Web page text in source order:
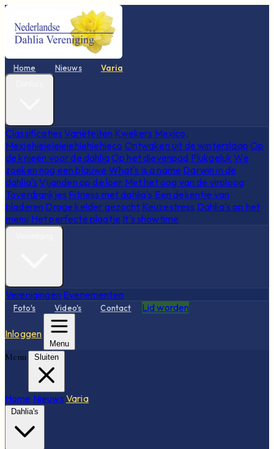
Home Nieuws Varia
Classificaties Variëteiten Kwekers Mexico,
Mexiehieieieieiehiehiehieco Ontwaken uit de winterslaap Op
de knieën voor de dahliaOp het dievenpad Plukgeluk We
zoeken nog een blauwe What's is a name Darwin in de
dahlia's Vijanden op de loer Met het oog van de viroloog
Toverdrankjes Fitness met dahlia's Een dekentje van
bladeren Droge kelder gezocht Keuzestress Dahlia's op het
menu Het perfecte plaatje It's showtime
Verenigingen Evenementen
Foto's Video's Contact Lid worden
Inloggen
Menu
Menu Sluiten
Home Nieuws Varia
Dahlia's